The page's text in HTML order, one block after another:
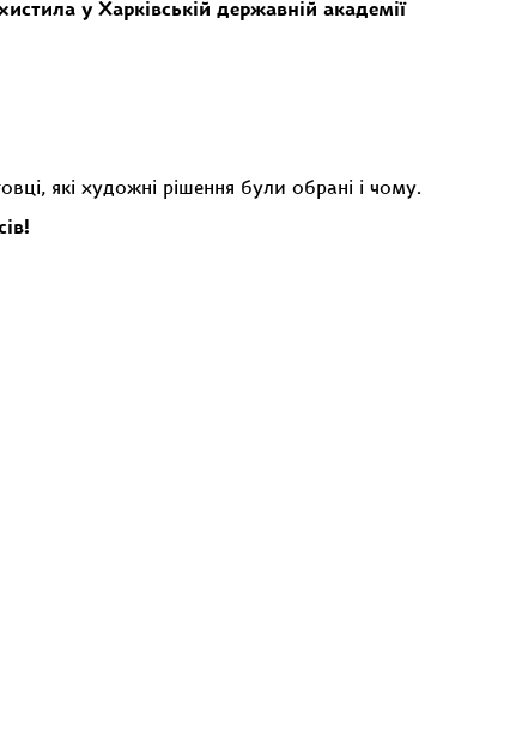
у Харківській державній академії
які художні рішення були обрані і чому.